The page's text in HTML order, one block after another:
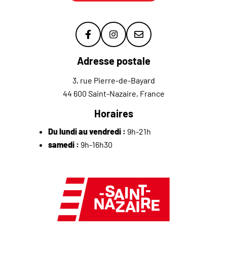
Lien vers le compte Facebook
Lien vers le compte
Lien vers la
Adresse postale
3, rue Pierre-de-Bayard
44 600 Saint-Nazaire, France
Horaires
Du lundi au vendredi : 9h-21h
samedi : 9h-16h30